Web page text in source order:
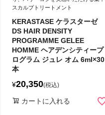
スカルプトリートメント
KERASTASE ケラスターゼ
DS HAIR DENSITY
PROGRAMME GELEE
HOMME ヘアデンシティープ
ログラム ジュレ オム 6ml×30
本
¥20,350 税込
カートに入れる